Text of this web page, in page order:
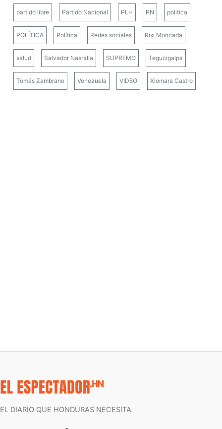
partido libre Partido Nacional PLH PN politica
POLÍTICA Política Redes sociales Rixi Moncada
salud Salvador Nasralla SUPREMO Tegucigalpa
Tomás Zambrano Venezuela VIDEO Xiomara Castro
EL DIARIO QUE HONDURAS NECESITA